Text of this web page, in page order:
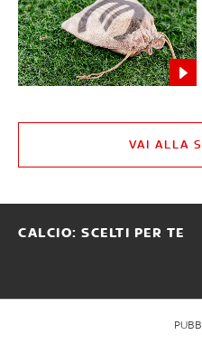
VAI ALLA
CALCIO: SCELTI PER TE